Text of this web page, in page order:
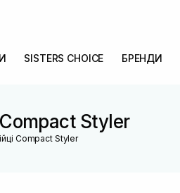
SISTERS CHOICE БРЕНДИ
Compact Styler
Compact Styler